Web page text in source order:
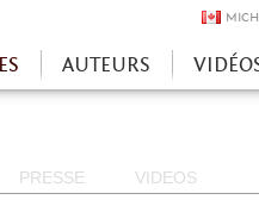
AUTEURS
PRESSE VIDEOS